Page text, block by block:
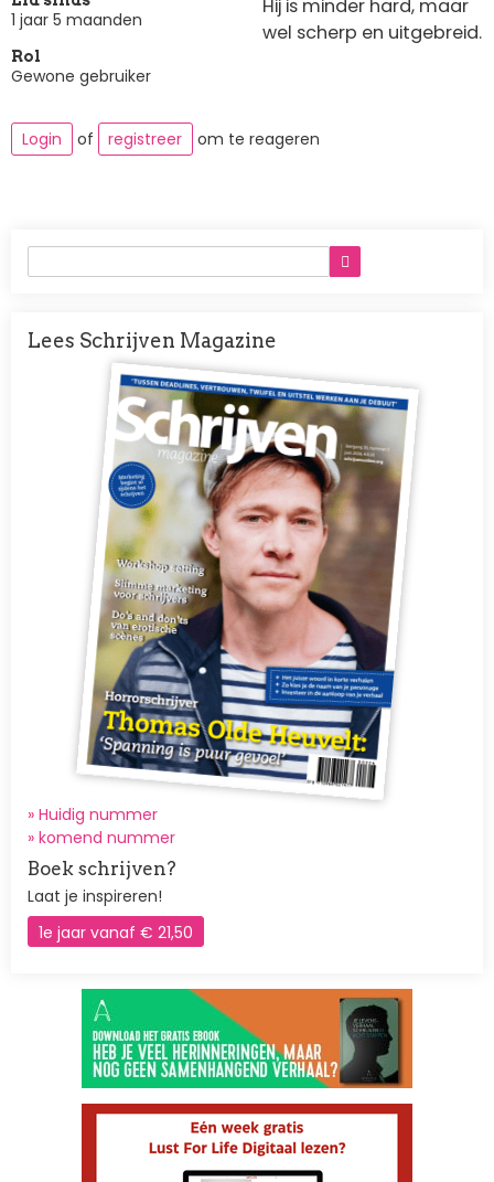
1 jaar 5 maanden
Rol
Gewone gebruiker
Hij is minder hard, maar
wel scherp en uitgebreid.
Login of registreer om te reageren
Lees Schrijven Magazine
Afbeelding
» Huidig nummer
» komend nummer
Boek schrijven?
Laat je inspireren!
1e jaar vanaf € 21,50